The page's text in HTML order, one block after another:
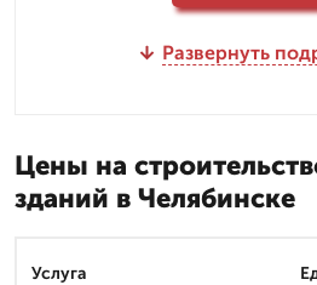
Развернуть
Цены на
зданий в Челябинске
Услуга